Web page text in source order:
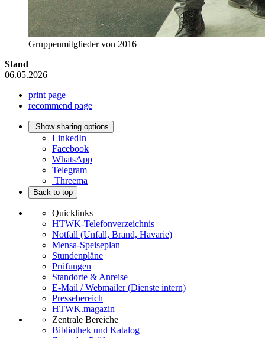
Gruppenmitglieder von 2016
Stand
06.05.2026
print page
recommend page
Show sharing options
LinkedIn
Facebook
WhatsApp
Telegram
Threema
Back to top
Quicklinks
HTWK-Telefonverzeichnis
Notfall (Unfall, Brand, Havarie)
Mensa-Speiseplan
Stundenpläne
Prüfungen
Standorte & Anreise
E-Mail / Webmailer (Dienste intern)
Pressebereich
HTWK.magazin
Zentrale Bereiche
Bibliothek und Katalog